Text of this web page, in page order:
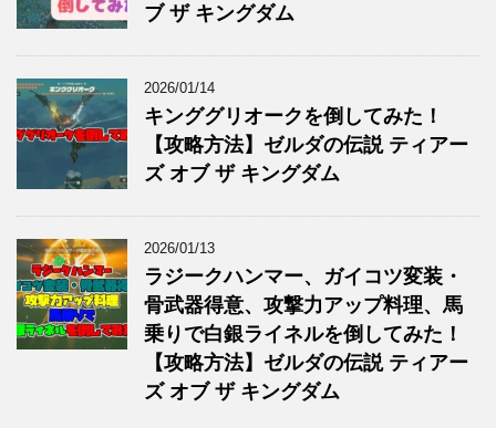
ブ ザ キングダム
2026/01/14
キンググリオークを倒してみた！
【攻略方法】ゼルダの伝説 ティアー
ズ オブ ザ キングダム
2026/01/13
ラジークハンマー、ガイコツ変装・
骨武器得意、攻撃力アップ料理、馬
乗りで白銀ライネルを倒してみた！
【攻略方法】ゼルダの伝説 ティアー
ズ オブ ザ キングダム